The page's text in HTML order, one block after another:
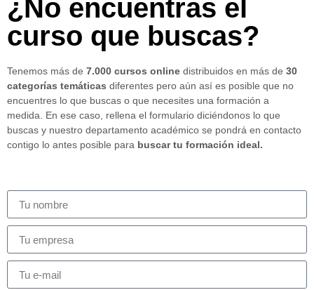
¿No encuentras el
curso que buscas?
Tenemos más de 7.000 cursos online distribuidos en más de 30
categorías temáticas diferentes pero aún así es posible que no
encuentres lo que buscas o que necesites una formación a
medida. En ese caso, rellena el formulario diciéndonos lo que
buscas y nuestro departamento académico se pondrá en contacto
contigo lo antes posible para buscar tu formación ideal.